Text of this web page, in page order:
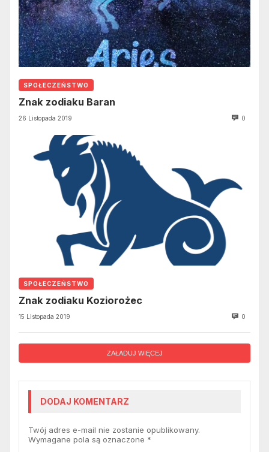
SPOŁECZEŃSTWO
Znak zodiaku Baran
26 Listopada 2019 0
SPOŁECZEŃSTWO
Znak zodiaku Koziorożec
15 Listopada 2019 0
ZAŁADUJ WIĘCEJ
DODAJ KOMENTARZ
Twój adres e-mail nie zostanie opublikowany.
Wymagane pola są oznaczone *